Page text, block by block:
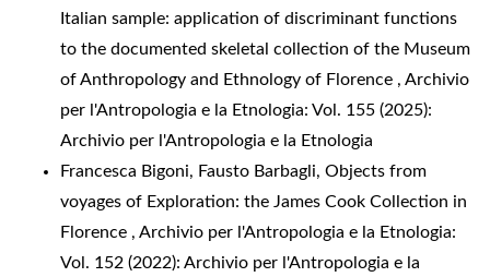
Italian sample: application of discriminant functions
to the documented skeletal collection of the Museum
of Anthropology and Ethnology of Florence , Archivio
per l'Antropologia e la Etnologia: Vol. 155 (2025):
Archivio per l'Antropologia e la Etnologia
Francesca Bigoni, Fausto Barbagli, Objects from
voyages of Exploration: the James Cook Collection in
Florence , Archivio per l'Antropologia e la Etnologia:
Vol. 152 (2022): Archivio per l'Antropologia e la